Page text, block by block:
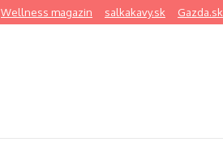
Wellness magazin salkakavy.sk Gazda.sk